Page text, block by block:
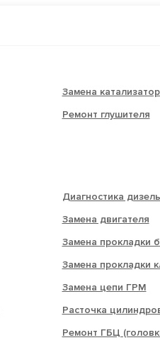
Замена
Ремонт глушителя
Диагностика
Замена двигателя
Замена прокладки
Замена прокладки
Замена цепи ГРМ
Расточка
Ремонт ГБЦ